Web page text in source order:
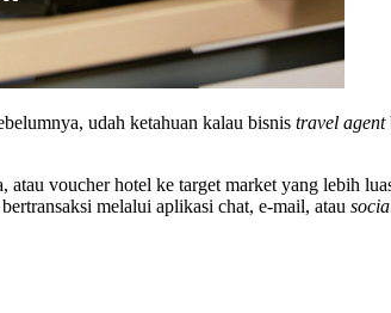
udah ketahuan kalau bisnis travel agent
voucher hotel ke target market yang lebih
melalui aplikasi chat, e-mail, atau